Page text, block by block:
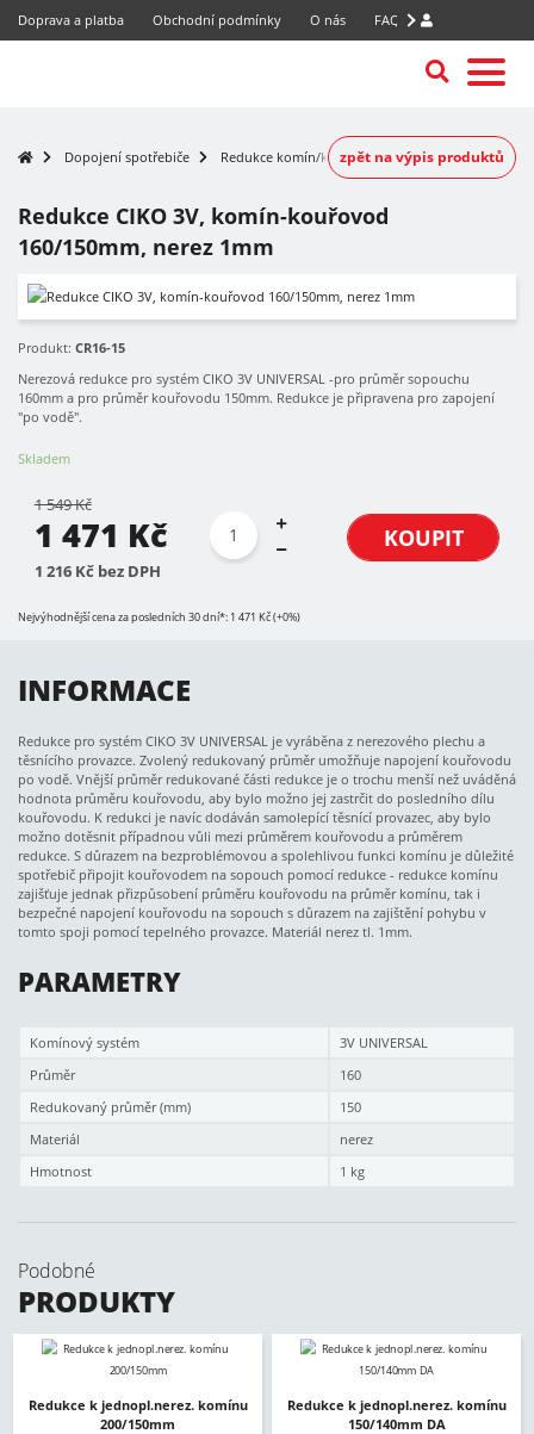
Doprava a platba Obchodní podmínky O nás FAQ
Dopojení spotřebiče Redukce komín/kouřovodzpět na výpis produktů
Redukce CIKO 3V, komín-kouřovod
160/150mm, nerez 1mm
Produkt: CR16-15
Nerezová redukce pro systém CIKO 3V UNIVERSAL -pro průměr sopouchu
160mm a pro průměr kouřovodu 150mm. Redukce je připravena pro zapojení
"po vodě".
Skladem
1 549 Kč
1 471 Kč
1 216 Kč bez DPH
KOUPIT
Nejvýhodnější cena za posledních 30 dní*: 1 471 Kč (+0%)
INFORMACE
Redukce pro systém CIKO 3V UNIVERSAL je vyráběna z nerezového plechu a
těsnícího provazce. Zvolený redukovaný průměr umožňuje napojení kouřovodu
po vodě. Vnější průměr redukované části redukce je o trochu menší než uváděná
hodnota průměru kouřovodu, aby bylo možno jej zastrčit do posledního dílu
kouřovodu. K redukci je navíc dodáván samolepící těsnící provazec, aby bylo
možno dotěsnit případnou vůli mezi průměrem kouřovodu a průměrem
redukce. S důrazem na bezproblémovou a spolehlivou funkci komínu je důležité
spotřebič připojit kouřovodem na sopouch pomocí redukce - redukce komínu
zajišťuje jednak přizpůsobení průměru kouřovodu na průměr komínu, tak i
bezpečné napojení kouřovodu na sopouch s důrazem na zajištění pohybu v
tomto spoji pomocí tepelného provazce. Materiál nerez tl. 1mm.
PARAMETRY
Komínový systém
3V UNIVERSAL
Průměr
160
Redukovaný průměr (mm)
150
Materiál
nerez
Hmotnost
1 kg
Podobné
PRODUKTY
Redukce k jednopl.nerez. komínu
200/150mm
Redukce k jednopl.nerez. komínu
150/140mm DA